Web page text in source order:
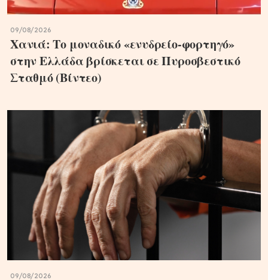
09/08/2026
Χανιά: Το μοναδικό «ενυδρείο-φορτηγό»
στην Ελλάδα βρίσκεται σε Πυροσβεστικό
Σταθμό (Βίντεο)
09/08/2026